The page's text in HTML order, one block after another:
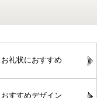
お礼状におすすめ
おすすめデザイン